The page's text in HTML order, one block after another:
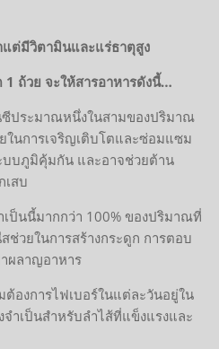
ต่มีวิตามินและแร่ธาตุสูง
ถ้วย จะให้สารอาหารดังนี้…
ประมาณหนึ่งในสามของปริมาณ
นการเจริญเติบโตและซ่อมแซม
บบภูมิคุ้มกัน และอาจช่วยต้าน
เสบ
ป็นนี้มากกว่า 100% ของปริมาณที่
วยในการสร้างกระดูก การตอบ
ผลาญอาหาร
ต้องการไฟเบอร์ในแต่ละวันอยู่ใน
ำเป็นสำหรับลำไส้ที่แข็งแรงและ